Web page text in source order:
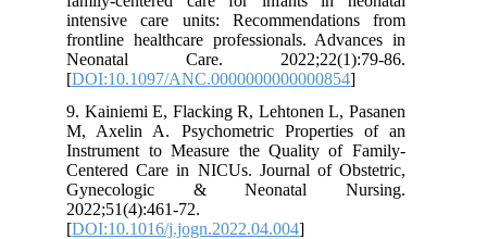
intensive care units: Recommendations from
frontline healthcare professionals. Advances in
Neonatal Care. 2022;22(1):79-86.
[DOI:10.1097/ANC.0000000000000854
9. Kainiemi E, Flacking R, Lehtonen L, Pasanen
M, Axelin A. Psychometric Properties of an
Instrument to Measure the Quality of Family-
Centered Care in NICUs. Journal of Obstetric,
Gynecologic & Neonatal Nursing.
2022;51(4):461-72.
[DOI:10.1016/j.jogn.2022.04.004